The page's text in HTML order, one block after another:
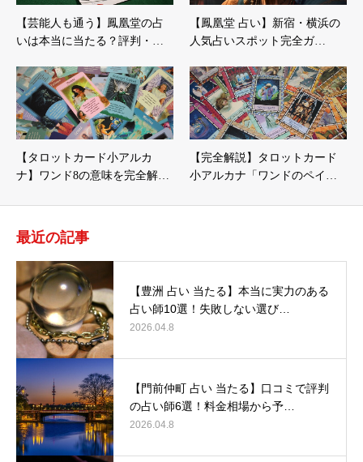
【芸能人も通う】鳳凰堂の占
いは本当に当たる？評判・…
【鳳凰堂 占い】新宿・横浜の
人気占いスポット完全ガ…
【タロットカード小アルカ
ナ】ワンド8の意味を完全解…
【完全解説】タロットカード
小アルカナ「ワンドのペイ…
最近の記事
【豊洲 占い 当たる】本当に実力のある
占い師10選！失敗しない選び…
2026.04.8
【門前仲町 占い 当たる】口コミで評判
の占い師6選！料金相場から予…
2026.04.8